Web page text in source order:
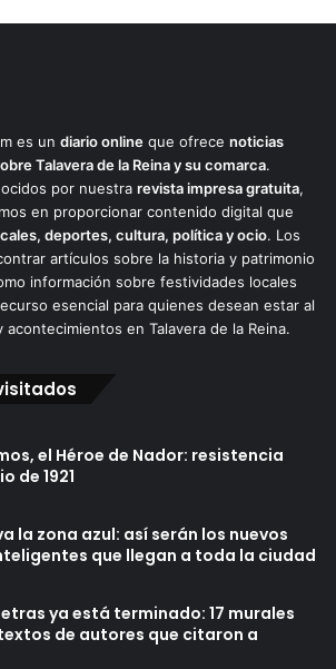
es un diario online que ofrece noticias
Talavera de la Reina y su comarca.
por nuestra revista impresa gratuita,
en proporcionar contenido digital que
deportes, cultura, política y ocio. Los
artículos sobre la historia y patrimonio
información sobre festividades locales
esencial para quienes desean estar al
en Talavera de la Reina.
el Héroe de Nador: resistencia
de 1921
la zona azul: así serán los nuevos
que llegan a toda la ciudad
ya está terminado: 17 murales
de autores que citaron a